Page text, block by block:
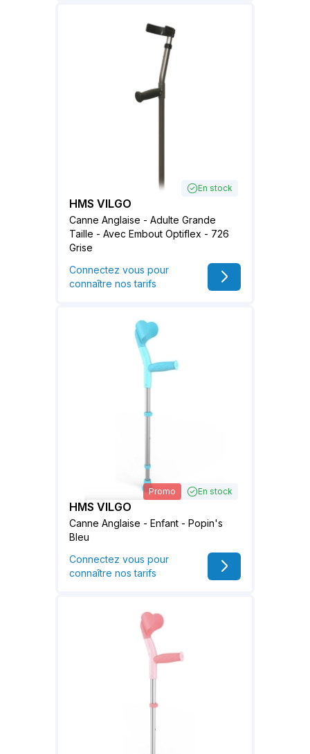
En stock
HMS VILGO
Canne Anglaise - Adulte Grande
Taille - Avec Embout Optiflex - 726
Grise
Connectez vous pour
connaître nos tarifs
Promo En stock
HMS VILGO
Canne Anglaise - Enfant - Popin's
Bleu
Connectez vous pour
connaître nos tarifs